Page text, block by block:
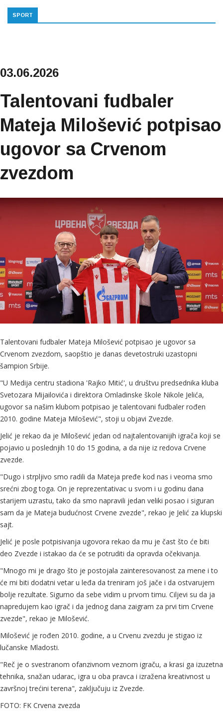
SPORT
03.06.2026
Talentovani fudbaler
Mateja Milošević potpisao
ugovor sa Crvenom
zvezdom
Talentovani fudbaler Mateja Milošević potpisao je ugovor sa
Crvenom zvezdom, saopštio je danas devetostruki uzastopni
šampion Srbije.
"U Medija centru stadiona 'Rajko Mitić', u društvu predsednika kluba
Svetozara Mijailovića i direktora Omladinske škole Nikole Jelića,
ugovor sa našim klubom potpisao je talentovani fudbaler rođen
2010. godine Mateja Milošević", stoji u objavi Zvezde.
Jelić je rekao da je Milošević jedan od najtalentovanijih igrača koji se
pojavio u poslednjih 10 do 15 godina, a da nije iz redova Crvene
zvezde.
"Dugo i strpljivo smo radili da Mateja pređe kod nas i veoma smo
srećni zbog toga. On je reprezentativac u svom i u godinu dana
starijem uzrastu, tako da smo napravili jedan veliki posao i siguran
sam da je Mateja budućnost Crvene zvezde", rekao je Jelić za klupski
sajt.
Jelić je posle potpisivanja ugovora rekao da mu je čast što će biti
deo Zvezde i istakao da će se potruditi da opravda očekivanja.
"Mnogo mi je drago što je postojala zainteresovanost za mene i to
će mi biti dodatni vetar u leđa da treniram još jače i da ostvarujem
bolje rezultate. Sigurno da sebe vidim u prvom timu. Ciljevi su da ja
napredujem kao igrač i da jednog dana zaigram za prvi tim Crvene
zvezde", rekao je Milošević.
Milošević je rođen 2010. godine, a u Crvenu zvezdu je stigao iz
lučanske Mladosti.
"Reč je o svestranom ofanzivnom veznom igraču, a krasi ga izuzetna
tehnika, snažan udarac, igra u oba pravca i izražena kreativnost u
završnoj trećini terena", zaključuju iz Zvezde.
FOTO: FK Crvena zvezda